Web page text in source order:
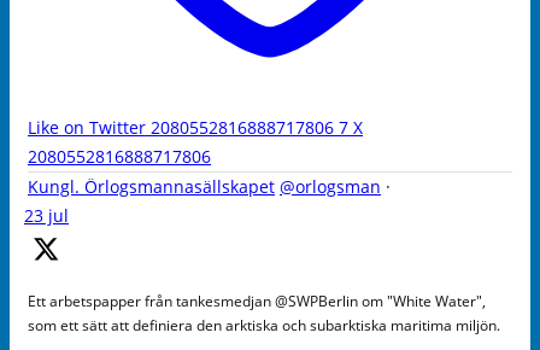
Like on Twitter 2080552816888717806 7 X
2080552816888717806
Kungl. Örlogsmannasällskapet @orlogsman ·
23 jul
Ett arbetspapper från tankesmedjan @SWPBerlin om "White Water",
som ett sätt att definiera den arktiska och subarktiska maritima miljön.